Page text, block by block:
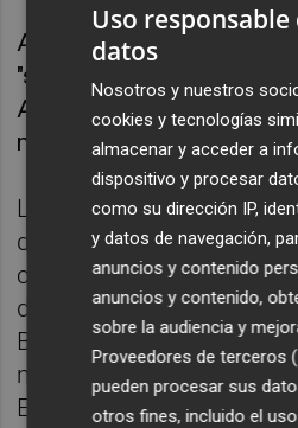
Así, la gente que ha
"se dado cuenta de que lo
Ayuntamiento y el
mejorar la ciudad y la
Lo que está haciendo
distinto a lo que están
ciudades españolas con
distinto signo político".
Barcelona, explica, "se
misma transformación
Europa".
Uso responsable
datos
Nosotros y nuestros
cookies y tecnologías
almacenar y acceder a
dispositivo y procesar
como su dirección IP,
y datos de navegación,
anuncios y contenido
anuncios y contenido,
sobre la audiencia y
Proveedores de terceros
pueden procesar sus
otros fines, incluido el